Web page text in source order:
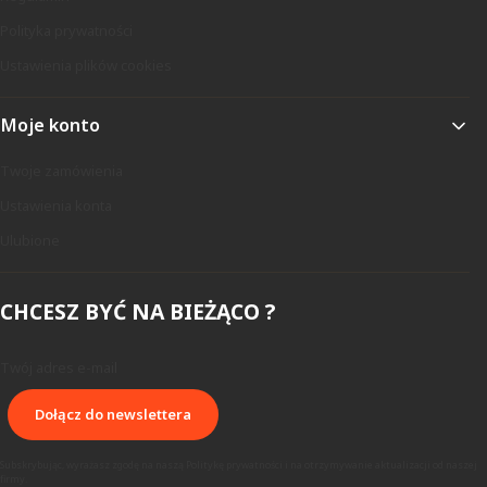
Moje konto
CHCESZ BYĆ NA BIEŻĄCO ?
Dołącz do newslettera